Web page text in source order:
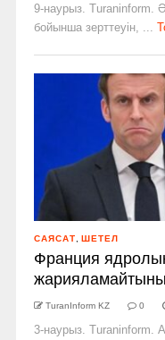
9-наурыз. Turaninform.
бойынша зерттеуін, ...
САЯСАТ ШЕТЕЛ
Франция
TuranInform KZ 0
3-наурыз. Turaninform.